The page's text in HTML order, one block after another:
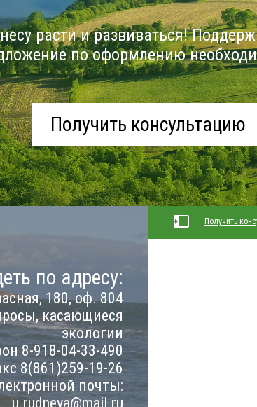
расти и развиваться!
по оформлению
Получить консультацию
по адресу:
180, оф. 804
касающиеся
экологии
8-918-04-33-490
8(861)259-19-26
почты:
u.rudneva@mail.ru
Получить